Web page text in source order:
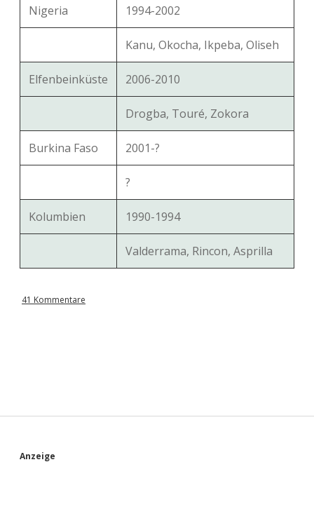
Nigeria 1994-2002
Kanu, Okocha, Ikpeba, Oliseh
Elfenbeinküste 2006-2010
Drogba, Touré, Zokora
Burkina Faso 2001-?
?
Kolumbien 1990-1994
Valderrama, Rincon, Asprilla
41 Kommentare
S
Anzeige